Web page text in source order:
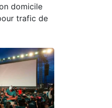
domicile
trafic de